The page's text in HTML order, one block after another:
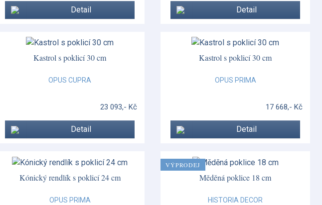
Detail Detail
Kastrol s poklicí 30 cm
OPUS CUPRA
23 093,- Kč
Detail
Kastrol s poklicí 30 cm
OPUS PRIMA
17 668,- Kč
Detail
Kónický rendlík s poklicí 24 cm
OPUS PRIMA
Měděná poklice 18 cm
HISTORIA DECOR
VÝPRODEJ